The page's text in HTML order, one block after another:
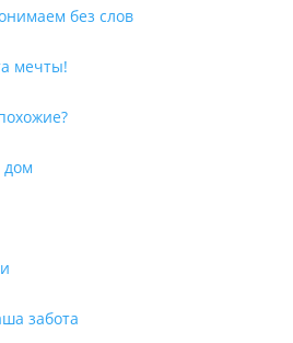
без слов
мечты!
дом
забота